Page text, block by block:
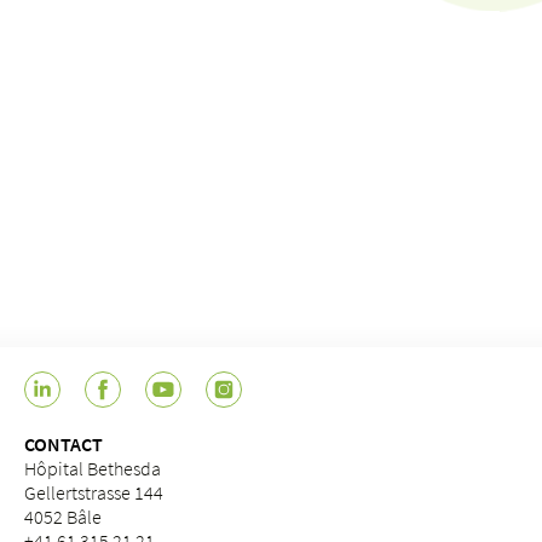
CONTACT
Hôpital Bethesda
Gellertstrasse 144
4052 Bâle